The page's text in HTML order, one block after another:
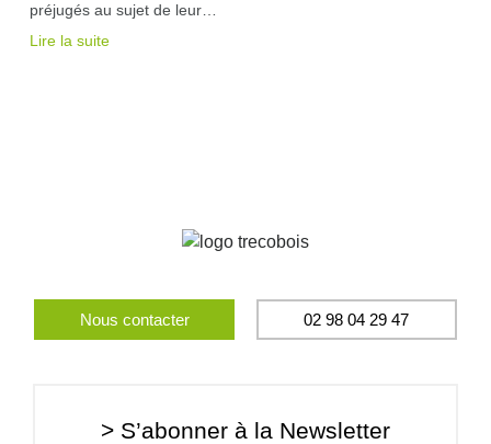
préjugés au sujet de leur…
Lire la suite
Nous contacter 02 98 04 29 47
> S’abonner à la Newsletter